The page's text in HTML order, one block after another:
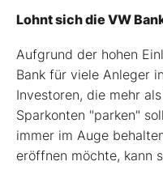
Lohnt sich die VW
Aufgrund der hohen
Bank für viele Anleger
Investoren, die mehr
Sparkonten "parken"
immer im Auge
eröffnen möchte, kann